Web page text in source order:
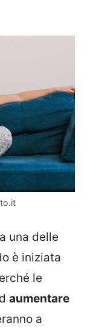
una delle
è iniziata
le
aumentare
a